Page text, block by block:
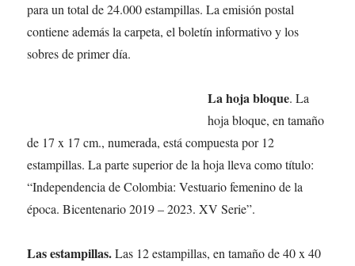
para un total de 24.000 estampillas. La emisión postal
contiene además la carpeta, el boletín informativo y los
sobres de primer día.
La hoja bloque. La
hoja bloque, en tamaño
de 17 x 17 cm., numerada, está compuesta por 12
estampillas. La parte superior de la hoja lleva como título:
“Independencia de Colombia: Vestuario femenino de la
época. Bicentenario 2019 – 2023. XV Serie”.
Las estampillas.Las 12 estampillas, en tamaño de 40 x 40